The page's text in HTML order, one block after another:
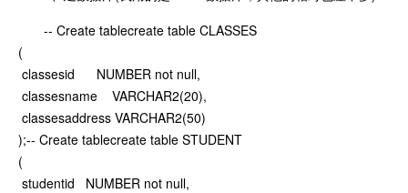
-- Create tablecreate table CLASSES
(
classesid NUMBER not null,
classesname VARCHAR2(20),
classesaddress VARCHAR2(50)
);-- Create tablecreate table STUDENT
(
studentid NUMBER not null,